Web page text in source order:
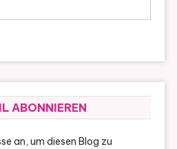
ABONNIEREN
an, um diesen Blog zu